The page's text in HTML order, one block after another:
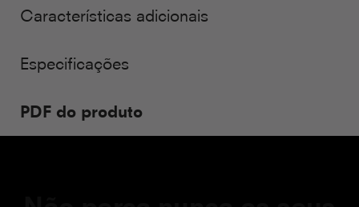
Características adicionais
Especificações
PDF do produto